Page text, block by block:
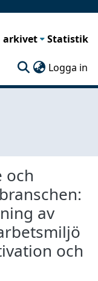
arkivet Statistik
Logga in
och
av
och